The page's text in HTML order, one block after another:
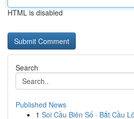
HTML is disabled
Search
Published News
1 Soi Cầu Biên Số · Bắt Cầu